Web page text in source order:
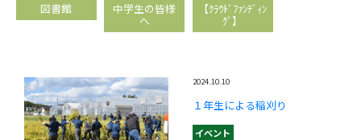
図書館
中学生の皆様
へ
【ｸﾗｳﾄﾞﾌｧﾝﾃﾞｨﾝ
ｸﾞ】
2024.10.10
１年生による稲刈り
イベント